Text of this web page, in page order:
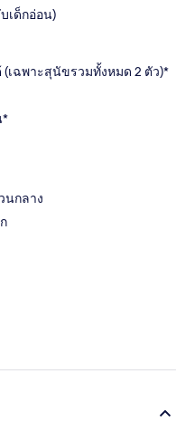
เด็กอ่อน)
เฉพาะสุนัขรวมทั้งหมด 2 ตัว)*
*
นกลาง